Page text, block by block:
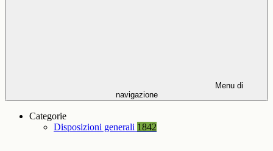
Menu di
navigazione
Categorie
Disposizioni generali 1842